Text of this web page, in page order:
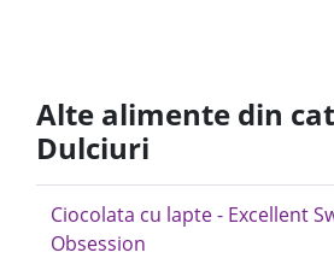
Alte alimente din
Dulciuri
Ciocolata cu lapte - Excellent
Obsession